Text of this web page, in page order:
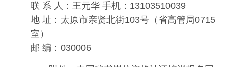
联 系 人：王元华 手机：13103510039
地 址：太原市亲贤北街103号（省高管局0715
室）
邮 编：030006